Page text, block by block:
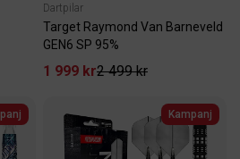
Dartpilar
Target Raymond Van Barneveld
GEN6 SP 95%
1 999 kr2 499 kr
Kampanj